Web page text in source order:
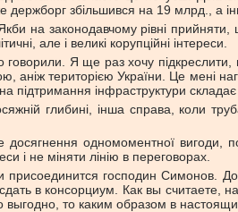
збільшився на 19 млрд., а
на законодавчому рівні
але і великі корупційні інтереси.
говорили. Я ще раз хочу
аніж територією України. Це мені
підтримання інфраструктури
глибині, інша справа, коли
досягнення одномоментної вигоди,
і не міняти лінію в переговорах.
господин Симонов.
в консорциум. Как вы считаете,
то каким образом в